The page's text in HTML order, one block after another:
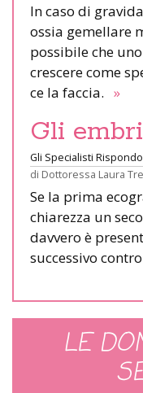
In caso di
ossia gemellare
possibile che
crescere come
ce la faccia. »
Gli
Gli Specialisti
di Dottoressa Laura
Se la prima
chiarezza un
davvero è
successivo
LE